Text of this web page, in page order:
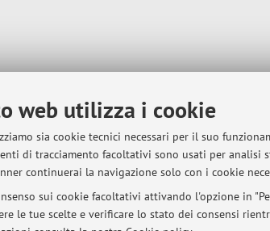
web utilizza i cookie
sia cookie tecnici necessari per il suo
di tracciamento facoltativi sono usati per
continuerai la navigazione solo con i cookie
sui cookie facoltativi attivando l'opzione in
le tue scelte e verificare lo stato dei consensi